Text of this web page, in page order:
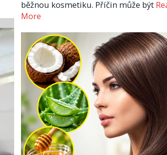
běžnou kosmetiku. Příčin může být
More